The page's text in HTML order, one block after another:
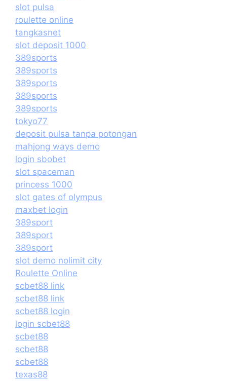
slot pulsa
roulette online
tangkasnet
slot deposit 1000
389sports
389sports
389sports
389sports
389sports
tokyo77
deposit pulsa tanpa potongan
mahjong ways demo
login sbobet
slot spaceman
princess 1000
slot gates of olympus
maxbet login
389sport
389sport
389sport
slot demo nolimit city
Roulette Online
scbet88 link
scbet88 link
scbet88 login
login scbet88
scbet88
scbet88
scbet88
texas88